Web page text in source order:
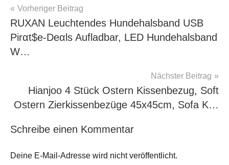
Beitragsnavigation
Vorheriger Beitrag
RUXAN Leuchtendes Hundehalsband USB
Pirαt$е-Dеαls Aufladbar, LED Hundehalsband
W…
Nächster Beitrag
Hianjoo 4 Stück Ostern Kissenbezug, Soft
Ostern Zierkissenbezüge 45x45cm, Sofa K…
Schreibe einen Kommentar
Deine E-Mail-Adresse wird nicht veröffentlicht.